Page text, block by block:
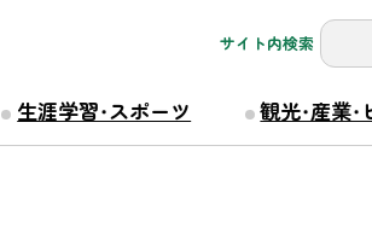
サイト内検索
生涯学習・スポーツ 観光・産業